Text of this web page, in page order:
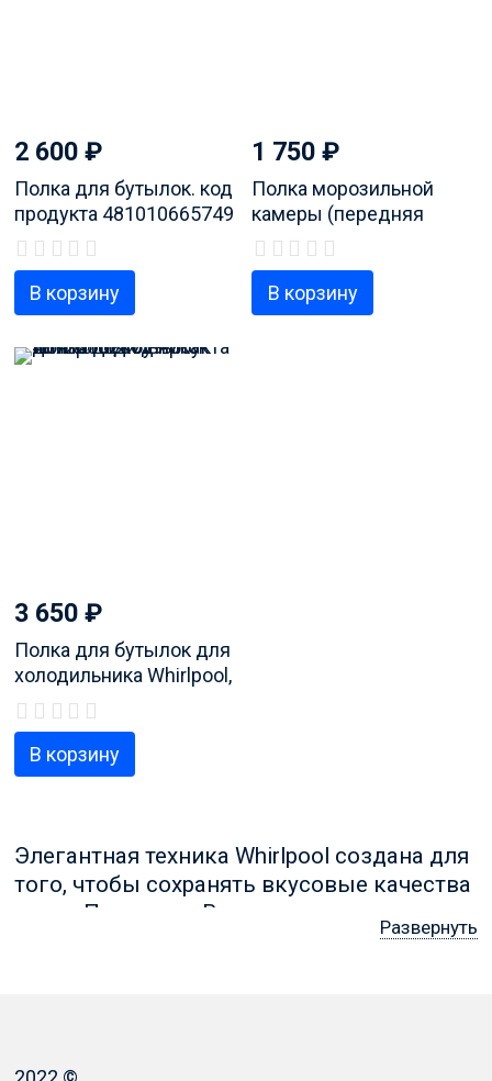
2 600 ₽
Полка для бутылок. код
продукта 481010665749
В корзину
1 750₽
Полка морозильной
камеры (передняя
часть) для
холодильника Whirlpool,
код продукта
481241828742
В корзину
3 650 ₽
Полка для бутылок для
холодильника Whirlpool,
код проукта
481241828739
В корзину
Элегантная техника Whirlpool создана для
того, чтобы сохранять вкусовые качества
пищи. Полка для Вирпул должна
подбираться в соответствии с габаритами
Развернуть